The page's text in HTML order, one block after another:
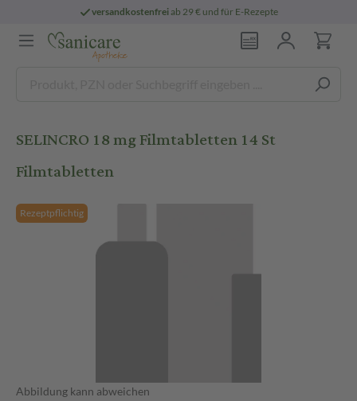
versandkostenfreiab 29 € und für E-Rezepte
SELINCRO 18 mg Filmtabletten 14 St
Filmtabletten
Rezeptpflichtig
Abbildung kann abweichen